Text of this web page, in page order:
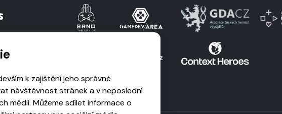
k zajištění jeho správné
návštěvnost stránek a v neposlední
médií. Můžeme sdílet informace o